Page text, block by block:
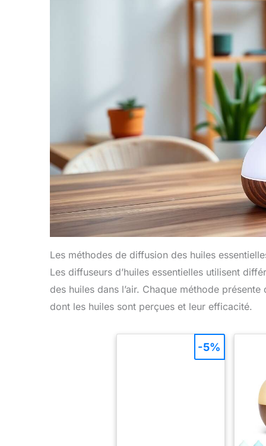
Les méthodes de diffusion des huiles
Les diffuseurs d’huiles essentielles utilisent
des huiles dans l’air. Chaque méthode
dont les huiles sont perçues et leur efficacité.
-5%